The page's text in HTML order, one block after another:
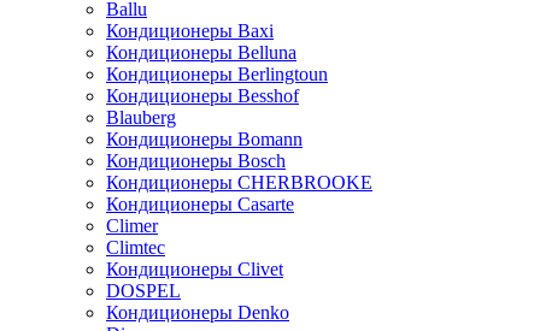
Ballu
Кондиционеры Baxi
Кондиционеры Belluna
Кондиционеры Berlingtoun
Кондиционеры Besshof
Blauberg
Кондиционеры Bomann
Кондиционеры Bosch
Кондиционеры CHERBROOKE
Кондиционеры Casarte
Climer
Climtec
Кондиционеры Clivet
DOSPEL
Кондиционеры Denko